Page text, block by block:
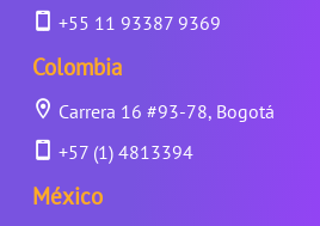
+55 11 93387 9369
Colombia
Carrera 16 #93-78, Bogotá
+57 (1) 4813394
México